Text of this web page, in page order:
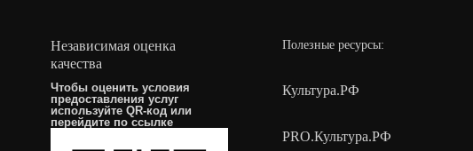
Независимая оценка
качества
Чтобы оценить условия
предоставления услуг
используйте QR-код или
перейдите поссылке
Полезные ресурсы:
Культура.РФ
PRO.Культура.РФ